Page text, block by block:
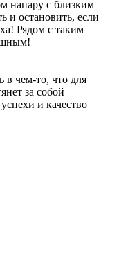
напару с близким
и остановить, если
Рядом с таким
в чем-то, что для
за собой
и качество